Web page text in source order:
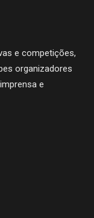
e competições,
organizadores
e